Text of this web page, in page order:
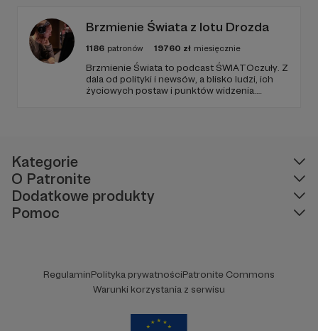
Brzmienie Świata z lotu Drozda
1186 patronów 19760 zł miesięcznie
Brzmienie Świata to podcast ŚWIATOczuły. Z
dala od polityki i newsów, a blisko ludzi, ich
życiowych postaw i punktów widzenia.
Kategorie
O Patronite
Dodatkowe produkty
Pomoc
RegulaminPolityka prywatnościPatronite Commons
Warunki korzystania z serwisu